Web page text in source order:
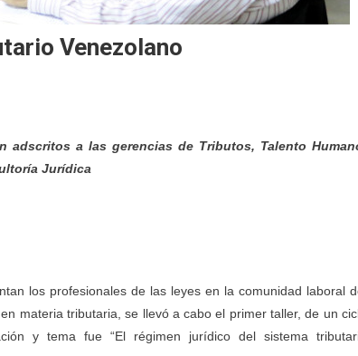
Venezolano
a las gerencias de Tributos, Talento
Jurídica
los profesionales de las leyes en la comunidad laboral
materia tributaria, se llevó a cabo el primer taller, de un
y tema fue “El régimen jurídico del sistema